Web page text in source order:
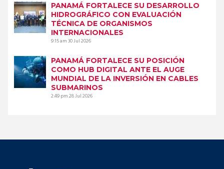
PANAMÁ FORTALECE SU DESARROLLO
HIDROGRÁFICO CON EVALUACIÓN
TÉCNICA DE ORGANISMOS
INTERNACIONALES
9:15 am30 Jul 2026
PANAMÁ FORTALECE SU POSICIÓN
COMO HUB DIGITAL ANTE EL AUGE
MUNDIAL DE LA INVERSIÓN EN CABLES
SUBMARINOS
2:49 pm28 Jul 2026